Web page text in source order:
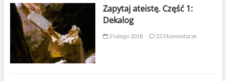
Zapytaj ateistę. Część 1:
Dekalog
3 lutego 2018 223 komentarze